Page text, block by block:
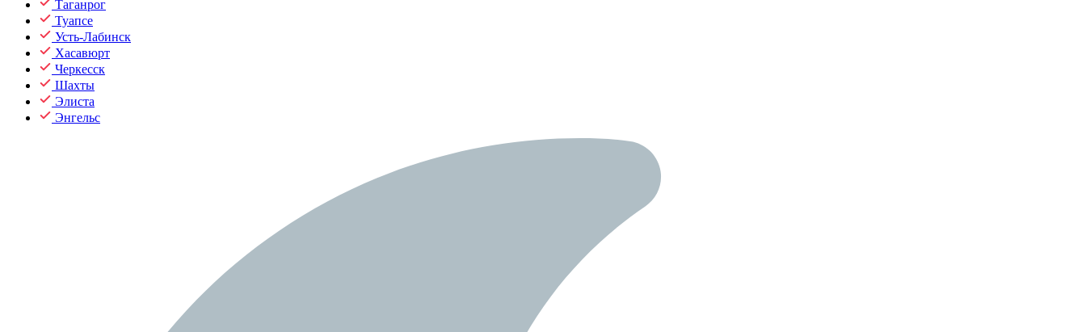
Таганрог
Туапсе
Усть-Лабинск
Хасавюрт
Черкесск
Шахты
Элиста
Энгельс